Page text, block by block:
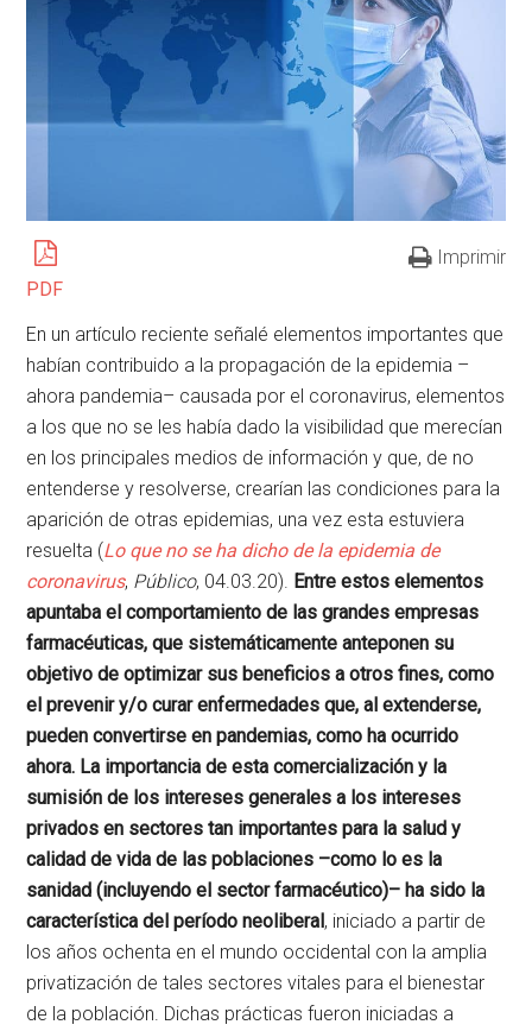
PDF
Imprimir
En un artículo reciente señalé elementos importantes que
habían contribuido a la propagación de la epidemia –
ahora pandemia– causada por el coronavirus, elementos
a los que no se les había dado la visibilidad que merecían
en los principales medios de información y que, de no
entenderse y resolverse, crearían las condiciones para la
aparición de otras epidemias, una vez esta estuviera
resuelta (Lo que no se ha dicho de la epidemia de
coronavirus, Público, 04.03.20). Entre estos elementos
apuntaba el comportamiento de las grandes empresas
farmacéuticas, que sistemáticamente anteponen su
objetivo de optimizar sus beneficios a otros fines, como
el prevenir y/o curar enfermedades que, al extenderse,
pueden convertirse en pandemias, como ha ocurrido
ahora. La importancia de esta comercialización y la
sumisión de los intereses generales a los intereses
privados en sectores tan importantes para la salud y
calidad de vida de las poblaciones –como lo es la
sanidad (incluyendo el sector farmacéutico)– ha sido la
característica del período neoliberal, iniciado a partir de
los años ochenta en el mundo occidental con la amplia
privatización de tales sectores vitales para el bienestar
de la población. Dichas prácticas fueron iniciadas a